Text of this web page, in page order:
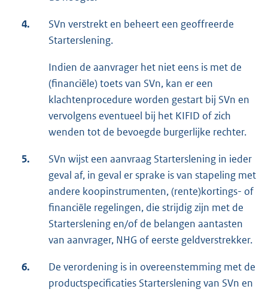
4.
SVn verstrekt en beheert een geoffreerde
Starterslening.
Indien de aanvrager het niet eens is met de
(financiële) toets van SVn, kan er een
klachtenprocedure worden gestart bij SVn en
vervolgens eventueel bij het KIFID of zich
wenden tot de bevoegde burgerlijke rechter.
5.
SVn wijst een aanvraag Starterslening in ieder
geval af, in geval er sprake is van stapeling met
andere koopinstrumenten, (rente)kortings- of
financiële regelingen, die strijdig zijn met de
Starterslening en/of de belangen aantasten
van aanvrager, NHG of eerste geldverstrekker.
6.
De verordening is in overeenstemming met de
productspecificaties Starterslening van SVn en